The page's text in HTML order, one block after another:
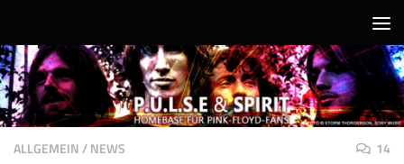
ALLGEMEIN/NEWS 14